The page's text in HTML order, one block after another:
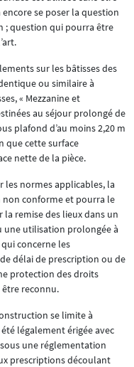
se poser la question
; question qui pourra être
sur les bâtisses des
ou similaire à
« Mezzanine et
au séjour prolongé de
plafond d’au moins 2,20 m
que cette surface
nette de la pièce.
les normes applicables, la
conforme et pourra le
la remise des lieux dans un
une utilisation prolongée à
concerne les
délai de prescription ou de
protection des droits
reconnu.
se limite à
légalement érigée avec
une réglementation
prescriptions découlant